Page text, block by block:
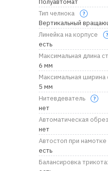
Тип челнока
Вертикальный
Линейка на корпусе
есть
Максимальная длина
6 мм
Максимальная ширина
5 мм
Нитевдеватель
нет
Автоматическая
нет
Автостоп при намотке
есть
Балансировка